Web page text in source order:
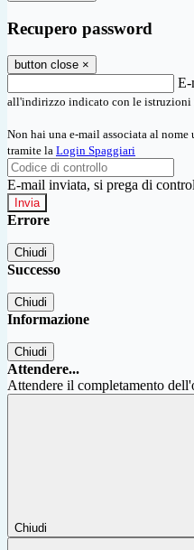
Recupero password
button close ×
E-
all'indirizzo indicato con le istruzioni
Non hai una e-mail associata al
tramite la Login Spaggiari
E-mail inviata, si prega di
Errore
Chiudi
Successo
Chiudi
Informazione
Chiudi
Attendere...
Attendere il completamento
Chiudi